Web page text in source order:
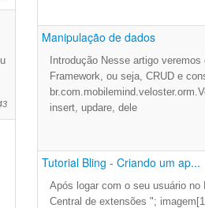
Manipulação de dados
Introdução Nesse artigo
Framework, ou seja, CRUD e
insert, updare, dele
Tutorial Bling - Criando um ap...
Após logar com o seu usuário
Central de extensões ";